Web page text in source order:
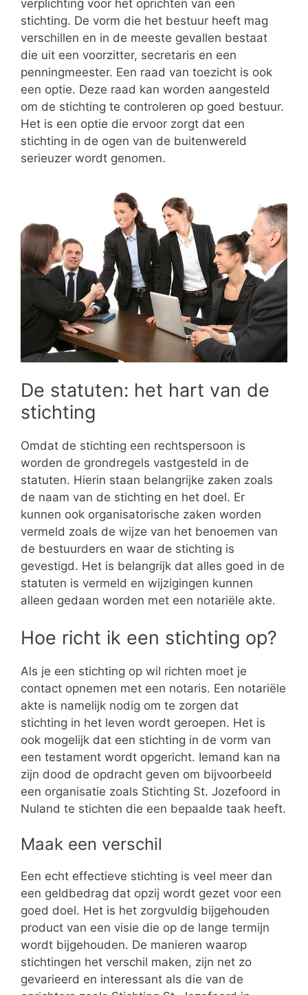
verplichting voor het oprichten van een
stichting. De vorm die het bestuur heeft mag
verschillen en in de meeste gevallen bestaat
die uit een voorzitter, secretaris en een
penningmeester. Een raad van toezicht is ook
een optie. Deze raad kan worden aangesteld
om de stichting te controleren op goed bestuur.
Het is een optie die ervoor zorgt dat een
stichting in de ogen van de buitenwereld
serieuzer wordt genomen.
De statuten: het hart van de
stichting
Omdat de stichting een rechtspersoon is
worden de grondregels vastgesteld in de
statuten. Hierin staan belangrijke zaken zoals
de naam van de stichting en het doel. Er
kunnen ook organisatorische zaken worden
vermeld zoals de wijze van het benoemen van
de bestuurders en waar de stichting is
gevestigd. Het is belangrijk dat alles goed in de
statuten is vermeld en wijzigingen kunnen
alleen gedaan worden met een notariële akte.
Hoe richt ik een stichting op?
Als je een stichting op wil richten moet je
contact opnemen met een notaris. Een notariële
akte is namelijk nodig om te zorgen dat
stichting in het leven wordt geroepen. Het is
ook mogelijk dat een stichting in de vorm van
een testament wordt opgericht. Iemand kan na
zijn dood de opdracht geven om bijvoorbeeld
een organisatie zoals Stichting St. Jozefoord in
Nuland te stichten die een bepaalde taak heeft.
Maak een verschil
Een echt effectieve stichting is veel meer dan
een geldbedrag dat opzij wordt gezet voor een
goed doel. Het is het zorgvuldig bijgehouden
product van een visie die op de lange termijn
wordt bijgehouden. De manieren waarop
stichtingen het verschil maken, zijn net zo
gevarieerd en interessant als die van de